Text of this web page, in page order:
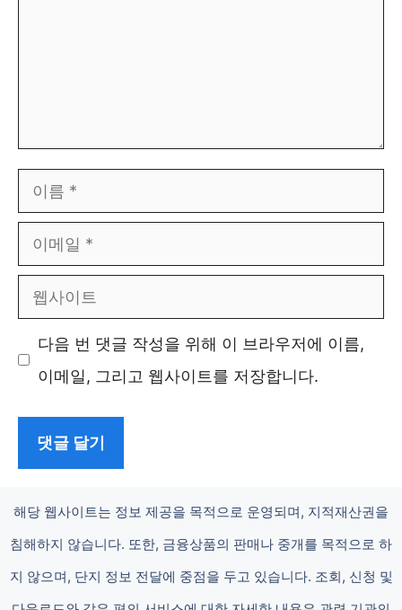
름
메
사
이
다음 번 댓글 작성을 위해 이 브라우저에 이름,
이메일, 그리고 웹사이트를 저장합니다.
해당 웹사이트는 정보 제공을 목적으로 운영되며, 지적재산권을
침해하지 않습니다. 또한, 금융상품의 판매나 중개를 목적으로 하
지 않으며, 단지 정보 전달에 중점을 두고 있습니다. 조회, 신청 및